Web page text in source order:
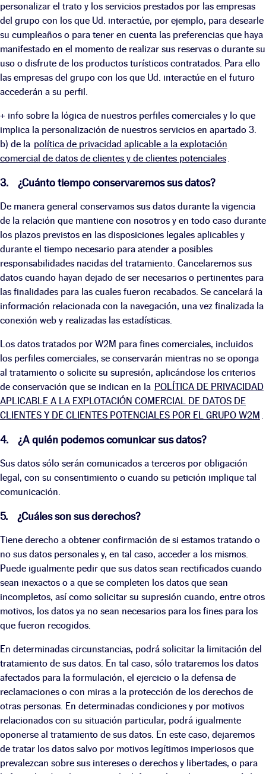
personalizar el trato y los servicios prestados por las empresas
del grupo con los que Ud. interactúe, por ejemplo, para desearle
su cumpleaños o para tener en cuenta las preferencias que haya
manifestado en el momento de realizar sus reservas o durante su
uso o disfrute de los productos turísticos contratados. Para ello
las empresas del grupo con los que Ud. interactúe en el futuro
accederán a su perfil.
+ info sobre la lógica de nuestros perfiles comerciales y lo que
implica la personalización de nuestros servicios en apartado 3.
b) de la política de privacidad aplicable a la explotación
comercial de datos de clientes y de clientes potenciales.
3. ¿Cuánto tiempo conservaremos sus datos?
De manera general conservamos sus datos durante la vigencia
de la relación que mantiene con nosotros y en todo caso durante
los plazos previstos en las disposiciones legales aplicables y
durante el tiempo necesario para atender a posibles
responsabilidades nacidas del tratamiento. Cancelaremos sus
datos cuando hayan dejado de ser necesarios o pertinentes para
las finalidades para las cuales fueron recabados. Se cancelará la
información relacionada con la navegación, una vez finalizada la
conexión web y realizadas las estadísticas.
Los datos tratados por W2M para fines comerciales, incluidos
los perfiles comerciales, se conservarán mientras no se oponga
al tratamiento o solicite su supresión, aplicándose los criterios
de conservación que se indican en la POLÍTICA DE PRIVACIDAD
APLICABLE A LA EXPLOTACIÓN COMERCIAL DE DATOS DE
CLIENTES Y DE CLIENTES POTENCIALES POR EL GRUPO W2M .
4. ¿A quién podemos comunicar sus datos?
Sus datos sólo serán comunicados a terceros por obligación
legal, con su consentimiento o cuando su petición implique tal
comunicación.
5. ¿Cuáles son sus derechos?
Tiene derecho a obtener confirmación de si estamos tratando o
no sus datos personales y, en tal caso, acceder a los mismos.
Puede igualmente pedir que sus datos sean rectificados cuando
sean inexactos o a que se completen los datos que sean
incompletos, así como solicitar su supresión cuando, entre otros
motivos, los datos ya no sean necesarios para los fines para los
que fueron recogidos.
En determinadas circunstancias, podrá solicitar la limitación del
tratamiento de sus datos. En tal caso, sólo trataremos los datos
afectados para la formulación, el ejercicio o la defensa de
reclamaciones o con miras a la protección de los derechos de
otras personas. En determinadas condiciones y por motivos
relacionados con su situación particular, podrá igualmente
oponerse al tratamiento de sus datos. En este caso, dejaremos
de tratar los datos salvo por motivos legítimos imperiosos que
prevalezcan sobre sus intereses o derechos y libertades, o para